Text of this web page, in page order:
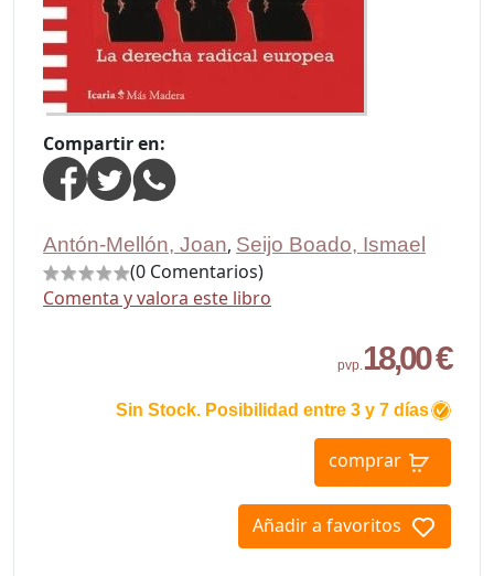
Compartir en:
Antón-Mellón, Joan, Seijo Boado, Ismael
(0 Comentarios)
Comenta y valora este libro
pvp.18,00 €
Sin Stock. Posibilidad entre 3 y 7 días
comprar
Añadir a favoritos